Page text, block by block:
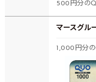
500円分の
マースグル
1,000円分の